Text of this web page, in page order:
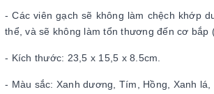
- Các viên gạch sẽ không làm chệch khớp
thể, và sẽ không làm tổn thương đến cơ bắp
- Kích thước: 23,5 x 15,5 x 8.5cm.
- Màu sắc: Xanh dương, Tím, Hồng, Xanh lá,